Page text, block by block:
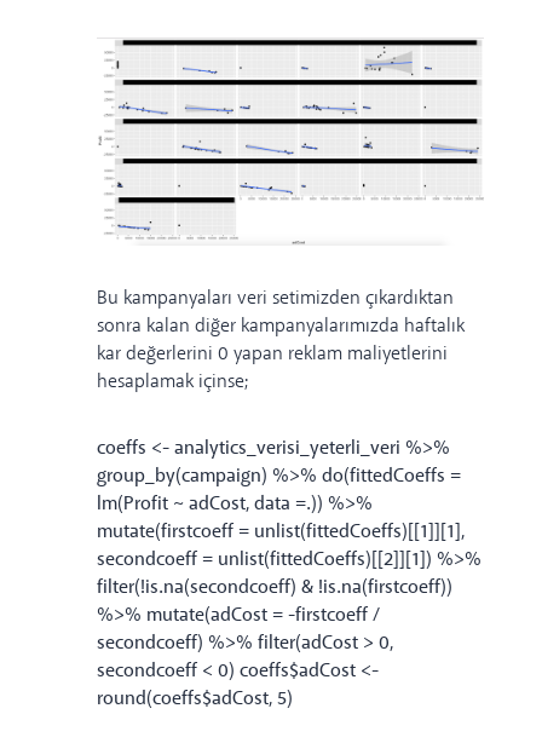
Bu kampanyaları veri setimizden çıkardıktan
sonra kalan diğer kampanyalarımızda haftalık
kar değerlerini 0 yapan reklam maliyetlerini
hesaplamak içinse;
coeffs <- analytics_verisi_yeterli_veri %>%
group_by(campaign) %>% do(fittedCoeffs =
lm(Profit ~ adCost, data =.)) %>%
mutate(firstcoeff = unlist(fittedCoeffs)[[1]][1],
secondcoeff = unlist(fittedCoeffs)[[2]][1]) %>%
filter(!is.na(secondcoeff) & !is.na(firstcoeff))
%>% mutate(adCost = -firstcoeff /
secondcoeff) %>% filter(adCost > 0,
secondcoeff < 0) coeffs$adCost <-
round(coeffs$adCost, 5)